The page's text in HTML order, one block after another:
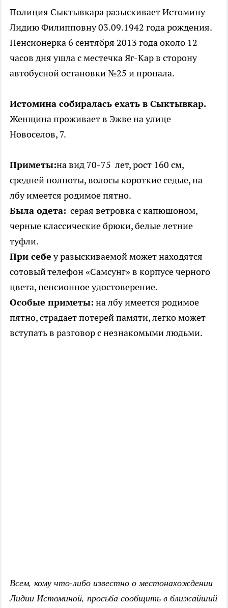
Полиция Сыктывкара разыскивает Истомину
Лидию Филипповну 03.09.1942 года рождения.
Пенсионерка 6 сентября 2013 года около 12
часов дня ушла с местечка Яг-Кар в сторону
автобусной остановки №25 и пропала.
Истомина собиралась ехать в Сыктывкар.
Женщина проживает в Эжве на улице
Новоселов, 7.
Приметы:на вид 70-75 лет, рост 160 см,
средней полноты, волосы короткие седые, на
лбу имеется родимое пятно.
Была одета: серая ветровка с капюшоном,
черные классические брюки, белые летние
туфли.
При себеу разыскиваемой может находятся
сотовый телефон «Самсунг» в корпусе черного
цвета, пенсионное удостоверение.
Особые приметы: на лбу имеется родимое
пятно, страдает потерей памяти, легко может
вступать в разговор с незнакомыми людьми.
Всем, кому что-либо известно о местонахождении
Лидии Истоминой, просьба сообщить в ближайший